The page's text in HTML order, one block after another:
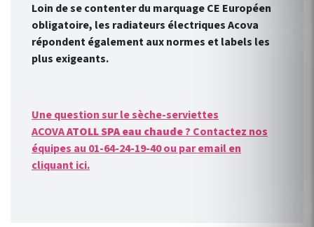
Loin de se contenter du marquage CE Européen
obligatoire, les radiateurs électriques Acova
répondent également aux normes et labels les
plus exigeants.
Une question sur le sèche-serviettes
ACOVAATOLL SPA eau chaude? Contactez nos
équipes au 01-64-24-19-40 ou par email en
cliquant ici.